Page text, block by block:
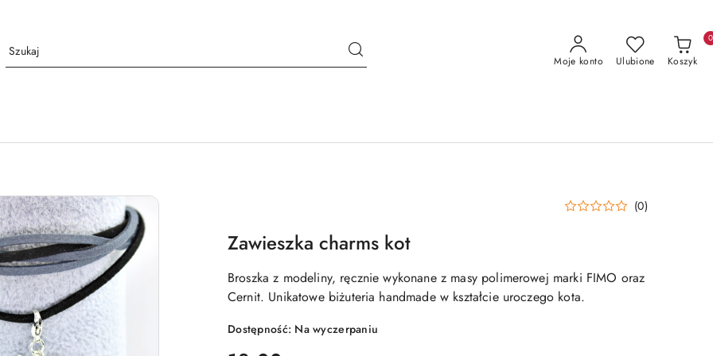
Moje konto Ulubione Koszyk
0
(0)
Zawieszka charms kot
Broszka z modeliny, ręcznie wykonane z masy polimerowej marki FIMO oraz
Cernit. Unikatowe biżuteria handmade w kształcie uroczego kota.
Dostępność: Na wyczerpaniu